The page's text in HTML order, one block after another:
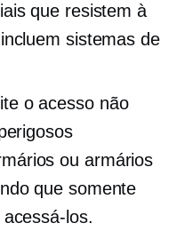
que resistem à
sistemas de
o acesso não
ou armários
que somente
los.